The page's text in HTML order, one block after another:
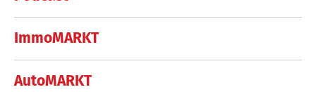
ImmoMARKT
AutoMARKT